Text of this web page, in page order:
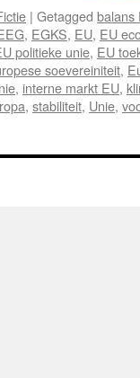
| Getagged balans
, EGKS, EU, EU
politieke unie, EU
soevereiniteit,
, interne markt EU,
, stabiliteit, Unie,